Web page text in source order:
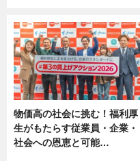
物価高の社会に挑む！福利厚
生がもたらす従業員・企業・
社会への恩恵と可能…